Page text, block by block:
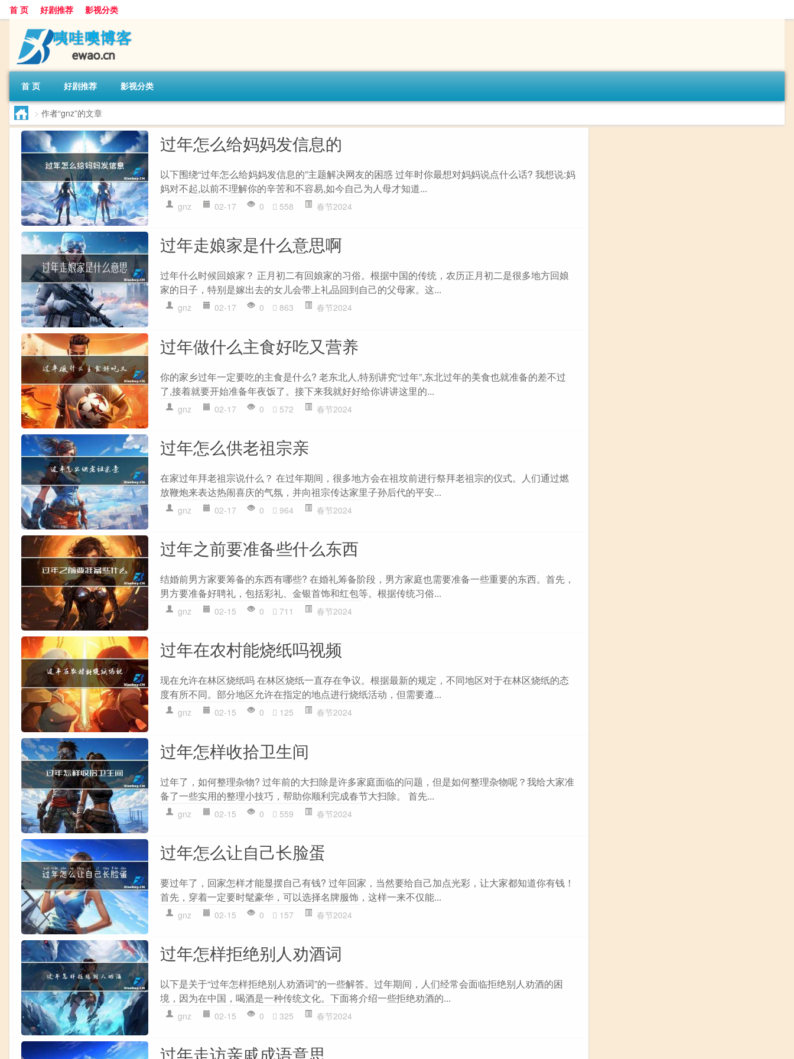
首 页 好剧推荐 影视分类
首 页 好剧推荐 影视分类
> 作者“gnz”的文章
过年怎么给妈妈发信息的
以下围绕“过年怎么给妈妈发信息的”主题解决网友的困惑 过年时你最想对妈妈说点什么话? 我想说:妈
妈对不起,以前不理解你的辛苦和不容易,如今自己为人母才知道...
gnz 02-17 0 558 春节2024
过年走娘家是什么意思啊
过年什么时候回娘家？ 正月初二有回娘家的习俗。根据中国的传统，农历正月初二是很多地方回娘
家的日子，特别是嫁出去的女儿会带上礼品回到自己的父母家。这...
gnz 02-17 0 863 春节2024
过年做什么主食好吃又营养
你的家乡过年一定要吃的主食是什么? 老东北人,特别讲究“过年”,东北过年的美食也就准备的差不过
了,接着就要开始准备年夜饭了。接下来我就好好给你讲讲这里的...
gnz 02-17 0 572 春节2024
过年怎么供老祖宗亲
在家过年拜老祖宗说什么？ 在过年期间，很多地方会在祖坟前进行祭拜老祖宗的仪式。人们通过燃
放鞭炮来表达热闹喜庆的气氛，并向祖宗传达家里子孙后代的平安...
gnz 02-17 0 964 春节2024
过年之前要准备些什么东西
结婚前男方家要筹备的东西有哪些? 在婚礼筹备阶段，男方家庭也需要准备一些重要的东西。首先，
男方要准备好聘礼，包括彩礼、金银首饰和红包等。根据传统习俗...
gnz 02-15 0 711 春节2024
过年在农村能烧纸吗视频
现在允许在林区烧纸吗 在林区烧纸一直存在争议。根据最新的规定，不同地区对于在林区烧纸的态
度有所不同。部分地区允许在指定的地点进行烧纸活动，但需要遵...
gnz 02-15 0 125 春节2024
过年怎样收拾卫生间
过年了，如何整理杂物? 过年前的大扫除是许多家庭面临的问题，但是如何整理杂物呢？我给大家准
备了一些实用的整理小技巧，帮助你顺利完成春节大扫除。 首先...
gnz 02-15 0 559 春节2024
过年怎么让自己长脸蛋
要过年了，回家怎样才能显摆自己有钱? 过年回家，当然要给自己加点光彩，让大家都知道你有钱！
首先，穿着一定要时髦豪华，可以选择名牌服饰，这样一来不仅能...
gnz 02-15 0 157 春节2024
过年怎样拒绝别人劝酒词
以下是关于“过年怎样拒绝别人劝酒词”的一些解答。过年期间，人们经常会面临拒绝别人劝酒的困
境，因为在中国，喝酒是一种传统文化。下面将介绍一些拒绝劝酒的...
gnz 02-15 0 325 春节2024
过年走访亲戚成语意思